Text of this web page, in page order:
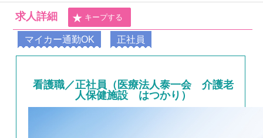
求人詳細 キープする
マイカー通勤OK 正社員
看護職／正社員（医療法人泰一会 介護老
人保健施設 はつかり）